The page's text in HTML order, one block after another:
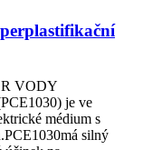
VODY
PCE1030) je ve
médium s
PCE1030má silný